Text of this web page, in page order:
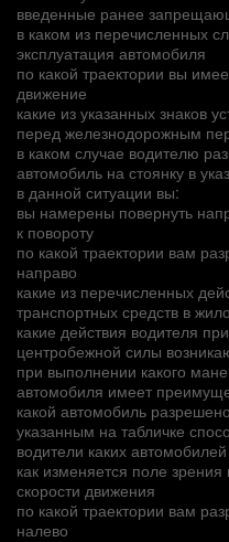
введенные ранее
в каком из перечисленных
эксплуатация автомобиля
по какой траектории вы
движение
какие из указанных знаков
перед железнодорожным
в каком случае водителю
автомобиль на стоянку в
в данной ситуации вы:
вы намерены повернуть
к повороту
по какой траектории вам
направо
какие из перечисленных
транспортных средств в
какие действия водителя
центробежной силы
при выполнении какого
автомобиля имеет
какой автомобиль
указанным на табличке
водители каких
как изменяется поле
скорости движения
по какой траектории вам
налево